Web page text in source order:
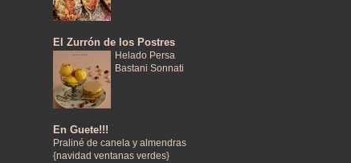
El Zurrón de los Postres
Helado Persa
Bastani Sonnati
En Guete!!!
Praliné de canela y almendras
{navidad ventanas verdes}